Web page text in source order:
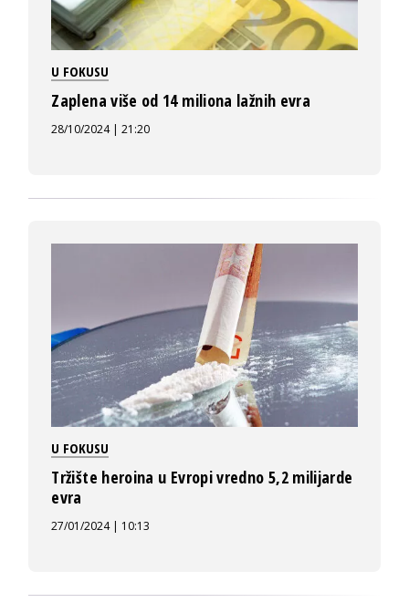
U FOKUSU
Zaplena više od 14 miliona lažnih evra
28/10/2024 | 21:20
U FOKUSU
Tržište heroina u Evropi vredno 5,2 milijarde
evra
27/01/2024 | 10:13